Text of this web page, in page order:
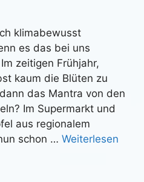
klimabewusst
es das bei uns
zeitigen Frühjahr,
kaum die Blüten zu
das Mantra von den
Im Supermarkt und
aus regionalem
schon … Weiterlesen